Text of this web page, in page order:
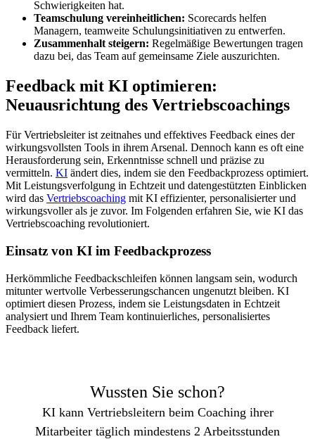
Schwierigkeiten hat.
Teamschulung vereinheitlichen: Scorecards helfen
Managern, teamweite Schulungsinitiativen zu entwerfen.
Zusammenhalt steigern: Regelmäßige Bewertungen tragen
dazu bei, das Team auf gemeinsame Ziele auszurichten.
Feedback mit KI optimieren:
Neuausrichtung des Vertriebscoachings
Für Vertriebsleiter ist zeitnahes und effektives Feedback eines der
wirkungsvollsten Tools in ihrem Arsenal. Dennoch kann es oft eine
Herausforderung sein, Erkenntnisse schnell und präzise zu
vermitteln. KI ändert dies, indem sie den Feedbackprozess optimiert.
Mit Leistungsverfolgung in Echtzeit und datengestützten Einblicken
wird das Vertriebscoaching mit KI effizienter, personalisierter und
wirkungsvoller als je zuvor. Im Folgenden erfahren Sie, wie KI das
Vertriebscoaching revolutioniert.
Einsatz von KI im Feedbackprozess
Herkömmliche Feedbackschleifen können langsam sein, wodurch
mitunter wertvolle Verbesserungschancen ungenutzt bleiben. KI
optimiert diesen Prozess, indem sie Leistungsdaten in Echtzeit
analysiert und Ihrem Team kontinuierliches, personalisiertes
Feedback liefert.
Wussten Sie schon?
KI kann Vertriebsleitern beim Coaching ihrer
Mitarbeiter täglich mindestens 2 Arbeitsstunden